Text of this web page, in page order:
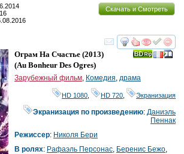
Скачать и Смотреть
смотреть
Ограм На Счастье (2013)
(Au Bonheur Des Ogres)
Зарубежный фильм Комедия драма
HD 1080 HD 720 Экранизация
Экранизация по произведению: Даниэль
Пеннак
Режиссер: Николя Бери
В ролях: Рафаэль Персонас Беренис Бежо